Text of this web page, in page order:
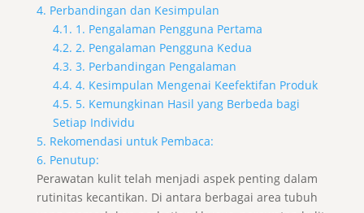
4. Perbandingan dan Kesimpulan
4.1. 1. Pengalaman Pengguna Pertama
4.2. 2. Pengalaman Pengguna Kedua
4.3. 3. Perbandingan Pengalaman
4.4. 4. Kesimpulan Mengenai Keefektifan Produk
4.5. 5. Kemungkinan Hasil yang Berbeda bagi
Setiap Individu
5. Rekomendasi untuk Pembaca:
6. Penutup:
Perawatan kulit telah menjadi aspek penting dalam
rutinitas kecantikan. Di antara berbagai area tubuh